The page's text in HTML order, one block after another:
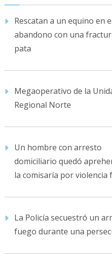
Rescatan a un equino en
abandono con una
pata
Megaoperativo de la
Regional Norte
Un hombre con arresto
domiciliario quedó
la comisaría por violencia
La Policía secuestró un
fuego durante una